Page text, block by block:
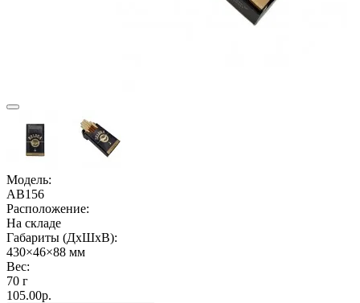
Модель:
AB156
Расположение:
На складе
Габариты (ДхШхВ):
430×46×88 мм
Вес:
70 г
105.00р.